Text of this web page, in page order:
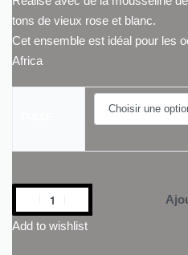
tons de vieux rose et blanc.
Cet ensemble est idéal pour les
Africa
Add to wishlist